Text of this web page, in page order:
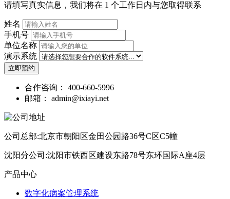
请填写真实信息，我们将在 1 个工作日内与您取得联系
姓名
手机号
单位名称
演示系统
立即预约
合作咨询： 400-660-5996
邮箱： admin@ixiayi.net
公司总部:北京市朝阳区金田公园路36号C区C5幢
沈阳分公司:沈阳市铁西区建设东路78号东环国际A座4层
产品中心
数字化病案管理系统